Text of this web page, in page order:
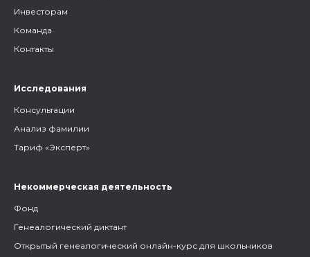
Инвесторам
Команда
Контакты
Исследования
Консультации
Анализ фамилии
Тариф «Эксперт»
Некоммерческая деятельность
Фонд
Генеалогический диктант
Открытый генеалогический онлайн-курс для школьников